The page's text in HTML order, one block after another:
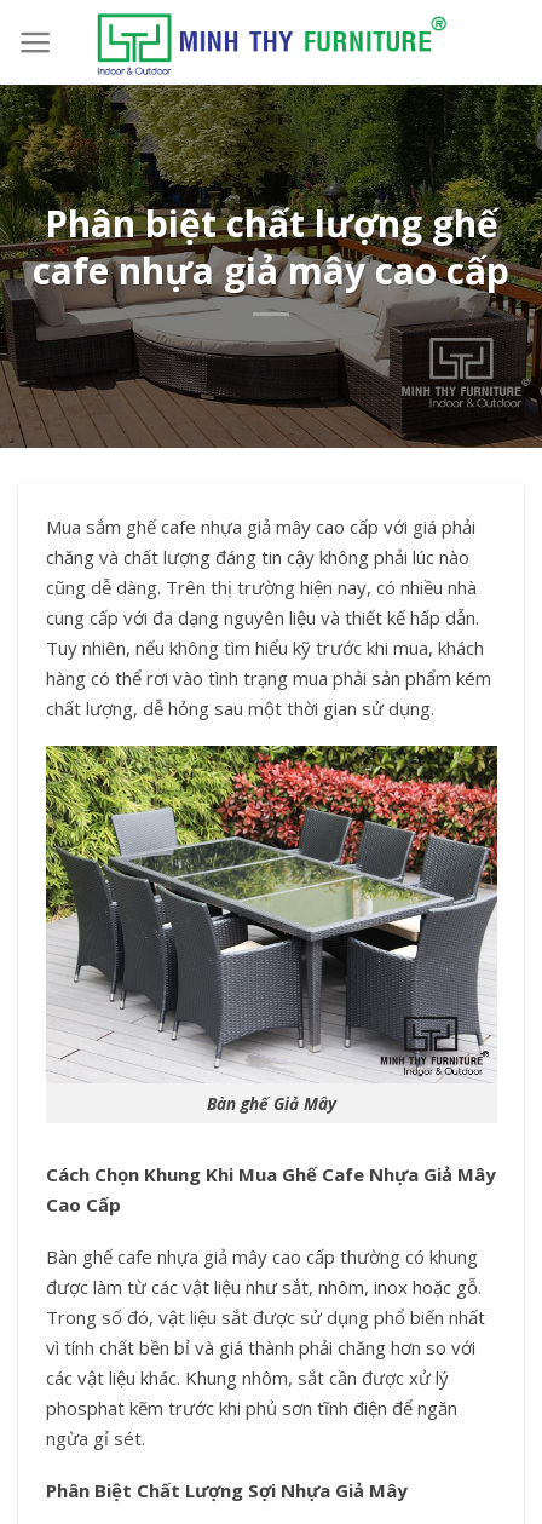
Phân biệt chất lượng ghế
cafe nhựa giả mây cao cấp
Mua sắm ghế cafe nhựa giả mây cao cấp với giá phải
chăng và chất lượng đáng tin cậy không phải lúc nào
cũng dễ dàng. Trên thị trường hiện nay, có nhiều nhà
cung cấp với đa dạng nguyên liệu và thiết kế hấp dẫn.
Tuy nhiên, nếu không tìm hiểu kỹ trước khi mua, khách
hàng có thể rơi vào tình trạng mua phải sản phẩm kém
chất lượng, dễ hỏng sau một thời gian sử dụng.
Bàn ghế Giả Mây
Cách Chọn Khung Khi Mua Ghế Cafe Nhựa Giả Mây
Cao Cấp
Bàn ghế cafe nhựa giả mây cao cấp thường có khung
được làm từ các vật liệu như sắt, nhôm, inox hoặc gỗ.
Trong số đó, vật liệu sắt được sử dụng phổ biến nhất
vì tính chất bền bỉ và giá thành phải chăng hơn so với
các vật liệu khác. Khung nhôm, sắt cần được xử lý
phosphat kẽm trước khi phủ sơn tĩnh điện để ngăn
ngừa gỉ sét.
Phân Biệt Chất Lượng Sợi Nhựa Giả Mây